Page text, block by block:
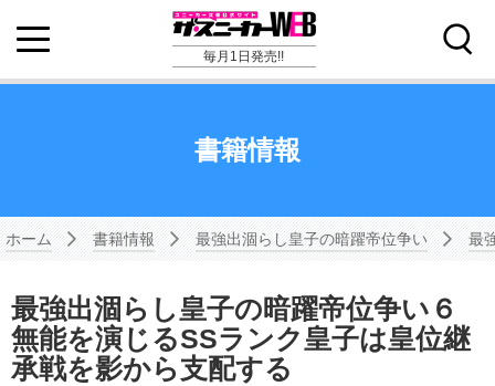
毎月1日発売!!
書籍情報
ホーム 書籍情報 最強出涸らし皇子の暗躍帝位争い 最
最強出涸らし皇子の暗躍帝位争い６
無能を演じるSSランク皇子は皇位継
承戦を影から支配する